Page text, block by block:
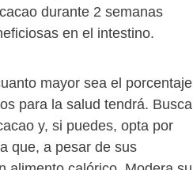
durante 2 semanas
en el intestino.
mayor sea el porcentaje
para la salud tendrá. Busca
y, si puedes, opta por
que, a pesar de sus